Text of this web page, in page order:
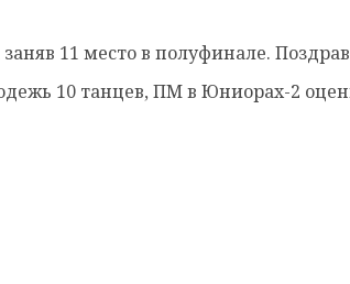
11 место в полуфинале.
10 танцев, ПМ в Юниорах-2